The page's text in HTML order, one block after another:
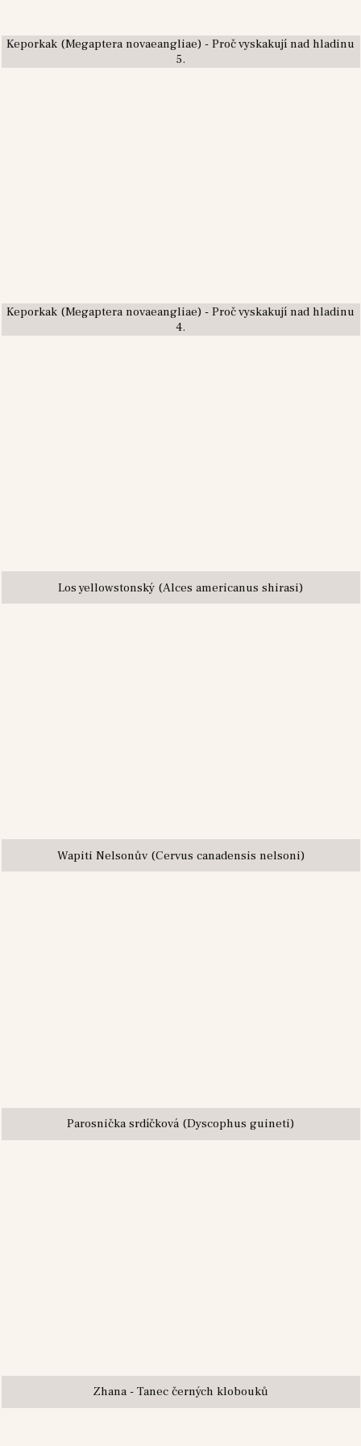
Keporkak (Megaptera novaeangliae) - Proč vyskakují nad hladinu
5.
Keporkak (Megaptera novaeangliae) - Proč vyskakují nad hladinu
4.
Los yellowstonský (Alces americanus shirasi)
Wapiti Nelsonův (Cervus canadensis nelsoni)
Parosnička srdíčková (Dyscophus guineti)
Zhana - Tanec černých klobouků